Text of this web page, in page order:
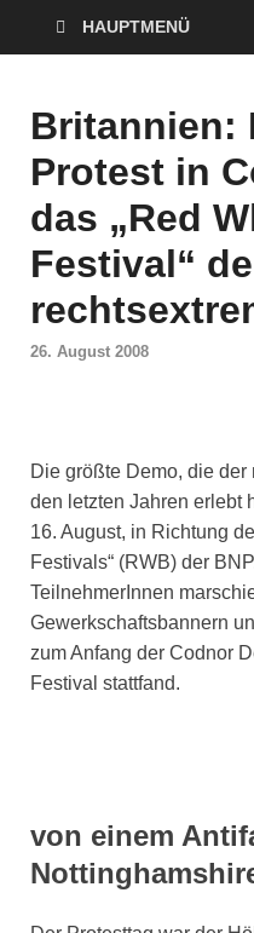
HAUPTMENÜ
Britannien:
Protest in
das „Red
Festival“
26. August 2008
Die größte Demo, die
den letzten Jahren erlebt
16. August, in Richtung
Festivals“ (RWB) der
TeilnehmerInnen
Gewerkschaftsbannern
zum Anfang der Codnor
Festival stattfand.
von einem